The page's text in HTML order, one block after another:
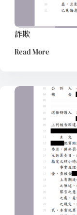
詐欺
Read More